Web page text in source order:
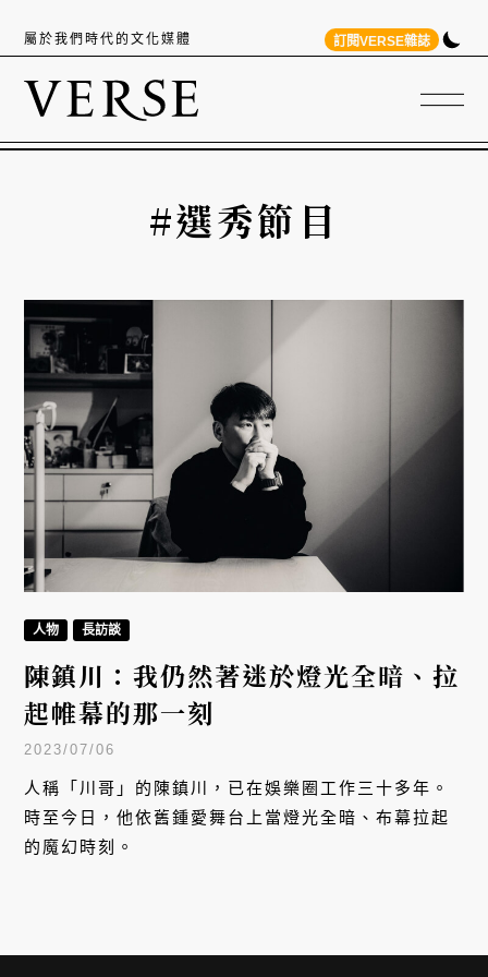
屬於我們時代的文化媒體 訂閱VERSE雜誌
#選秀節目
人物 長訪談
陳鎮川：我仍然著迷於燈光全暗、拉
起帷幕的那一刻
2023/07/06
人稱「川哥」的陳鎮川，已在娛樂圈工作三十多年。
時至今日，他依舊鍾愛舞台上當燈光全暗、布幕拉起
的魔幻時刻。